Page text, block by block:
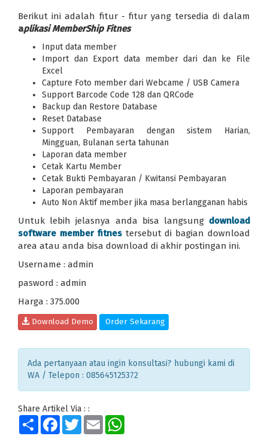
Berikut ini adalah fitur - fitur yang tersedia di dalam
aplikasi MemberShip Fitnes
Input data member
Import dan Export data member dari dan ke File
Excel
Capture Foto member dari Webcame / USB Camera
Support Barcode Code 128 dan QRCode
Backup dan Restore Database
Reset Database
Support Pembayaran dengan sistem Harian,
Mingguan, Bulanan serta tahunan
Laporan data member
Cetak Kartu Member
Cetak Bukti Pembayaran / Kwitansi Pembayaran
Laporan pembayaran
Auto Non Aktif member jika masa berlangganan habis
Untuk lebih jelasnya anda bisa langsung download
software member fitnes tersebut di bagian download
area atau anda bisa download di akhir postingan ini.
Username : admin
pasword : admin
Harga : 375.000
Download Demo Order Sekarang
Ada pertanyaan atau ingin konsultasi? hubungi kami di
WA / Telepon : 085645125372
Share Artikel Via : :
Share Facebook
TwitterEmail